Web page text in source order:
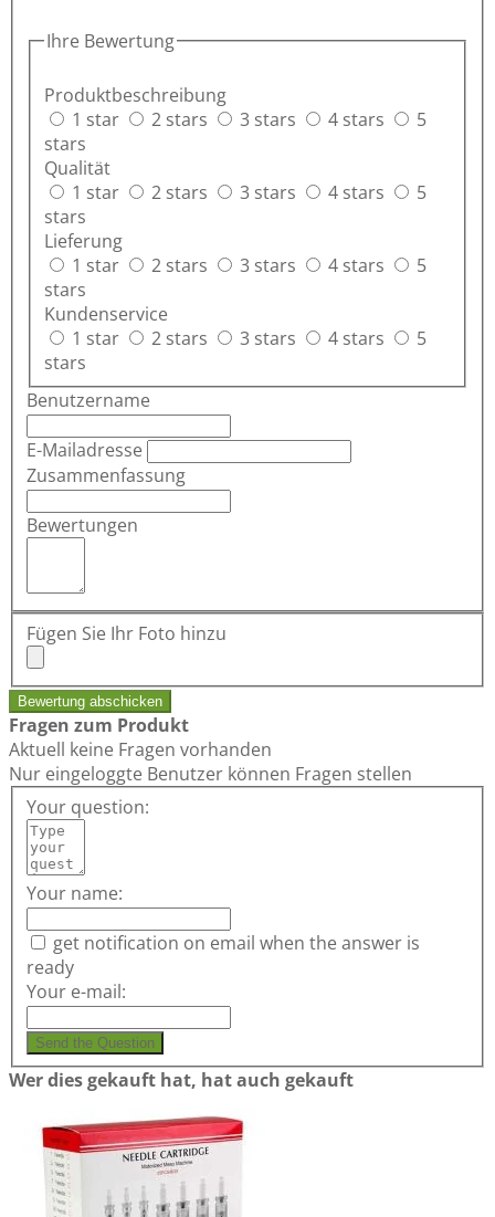
Ihre Bewertung
Produktbeschreibung
1 star
2 stars 3 stars 4 stars
5
stars
Qualität
1 star
2 stars 3 stars 4 stars
5
stars
Lieferung
1 star
2 stars 3 stars 4 stars
5
stars
Kundenservice
1 star
2 stars 3 stars 4 stars
5
stars
Benutzername
E-Mailadresse
Zusammenfassung
Bewertungen
Fügen Sie Ihr Foto hinzu
Bewertung abschicken
Fragen zum Produkt
Aktuell keine Fragen vorhanden
Nur eingeloggte Benutzer können Fragen stellen
Your question:
Your name:
get notification on email when the answer is
ready
Your e-mail:
Send the Question
Wer dies gekauft hat, hat auch gekauft